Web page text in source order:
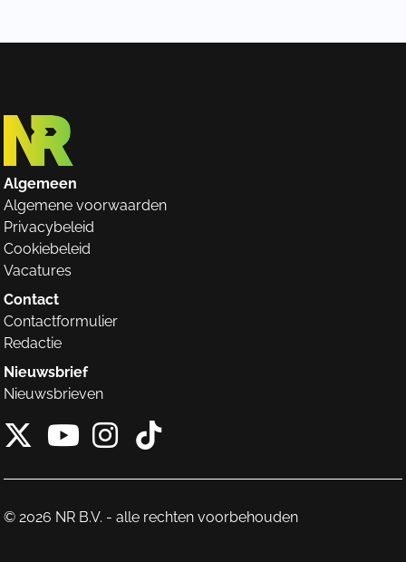
Algemeen
Algemene voorwaarden
Privacybeleid
Cookiebeleid
Vacatures
Contact
Contactformulier
Redactie
Nieuwsbrief
Nieuwsbrieven
X van NieuwRechts
Instagram van
Tiktok van
© 2026 NR B.V. - alle rechten voorbehouden